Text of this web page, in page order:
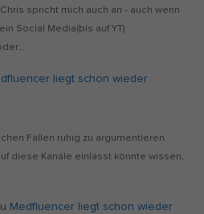
spricht mich auch an - auch wenn
Social Media(bis auf YT)
liegt schon wieder
Fällen ruhig zu argumentieren.
diese Kanäle einlässt könnte wissen,
Medfluencer liegt schon wieder